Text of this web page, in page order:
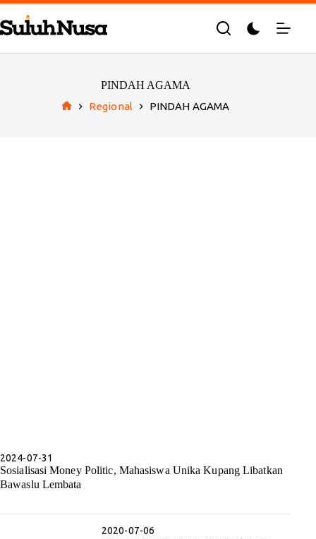
Skip
to
content
PINDAH AGAMA
Regional PINDAH AGAMA
2024-07-31
Sosialisasi Money Politic, Mahasiswa Unika Kupang Libatkan
Bawaslu Lembata
2020-07-06